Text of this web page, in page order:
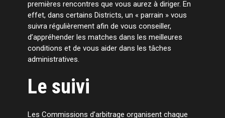
premières rencontres que vous aurez à diriger. En
effet, dans certains Districts, un « parrain » vous
suivra régulièrement afin de vous conseiller,
d’appréhender les matches dans les meilleures
conditions et de vous aider dans les tâches
administratives.
Le suivi
Les Commissions d’arbitrage organisent chaque